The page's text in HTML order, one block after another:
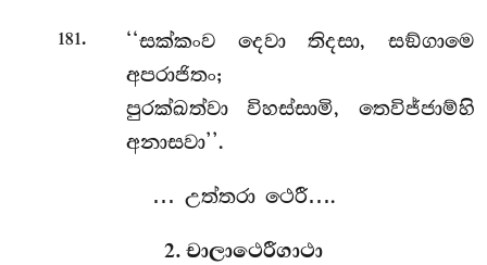
181.
‘‘සක්කංව දෙවා තිදසා, සඞ්ගාමෙ
අපරාජිතං;
පුරක්ඛත්වා විහස්සාමි, තෙවිජ්ජාම්හි
අනාසවා’’.
… උත්තරා ථෙරී….
2. චාලාථෙරීගාථා